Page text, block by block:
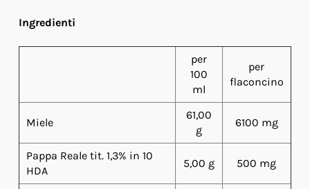
Ingredienti
per
100
ml
per
flaconcino
Miele
61,00
g
6100 mg
Pappa Reale tit. 1,3% in 10
HDA
5,00 g 500 mg